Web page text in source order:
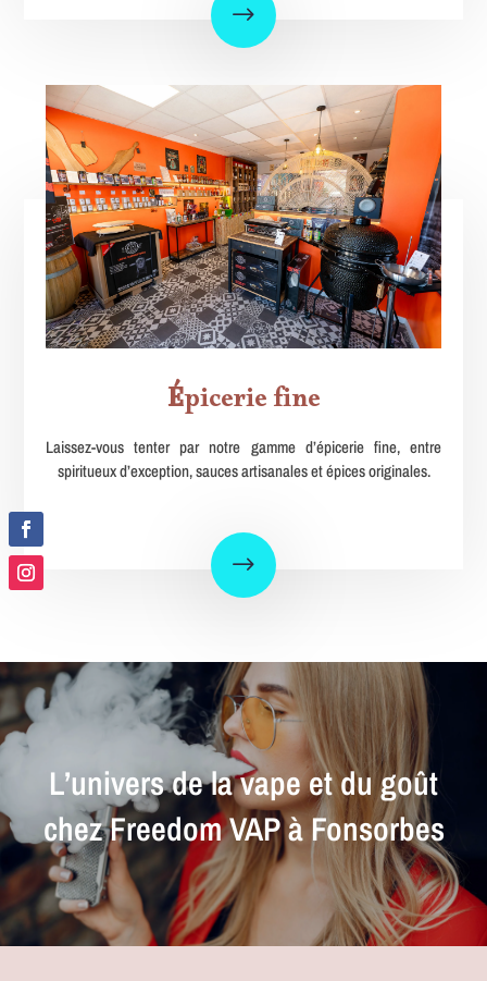
$
Épicerie fine
Laissez-vous tenter par notre gamme d’épicerie fine, entre
spiritueux d’exception, sauces artisanales et épices originales.
$
L’univers de la vape et du goût
chez Freedom VAP à Fonsorbes